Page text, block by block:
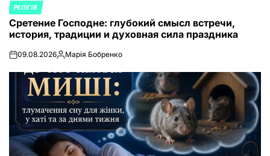
ОПУБЛИКОВАНО
В
РЕЛІГІЯ
Сретение Господне: глубокий смысл встречи,
история, традиции и духовная сила праздника
on09.08.2026Запись
Марія Бобренко